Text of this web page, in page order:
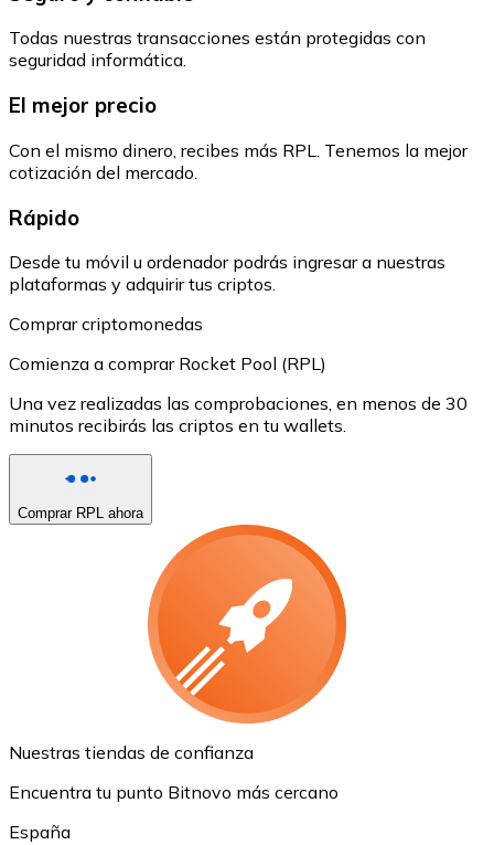
Todas nuestras transacciones están protegidas con
seguridad informática.
El mejor precio
Con el mismo dinero, recibes más RPL. Tenemos la mejor
cotización del mercado.
Rápido
Desde tu móvil u ordenador podrás ingresar a nuestras
plataformas y adquirir tus criptos.
Comprar criptomonedas
Comienza a comprar Rocket Pool (RPL)
Una vez realizadas las comprobaciones, en menos de 30
minutos recibirás las criptos en tu wallets.
Comprar RPL ahora
Nuestras tiendas de confianza
Encuentra tu punto Bitnovo más cercano
España